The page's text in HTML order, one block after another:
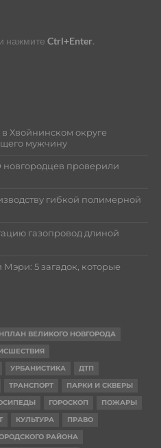
нажмите Ctrl+Enter.
Хвойнинском округе
мужчину
новгородцев проверили
гибкой полимерной
газопровод длиной
5 загадок, которые
ВЕЛИКОГО НОВГОРОДА
УРБАНИСТИКА
ДТП
ТРАНСПОРТ
ПАРКИ И СКВЕРЫ
ГОРОСКОП
ПОЖАРЫ
КУЛЬТУРА
ПРАВО
РАЙОНА